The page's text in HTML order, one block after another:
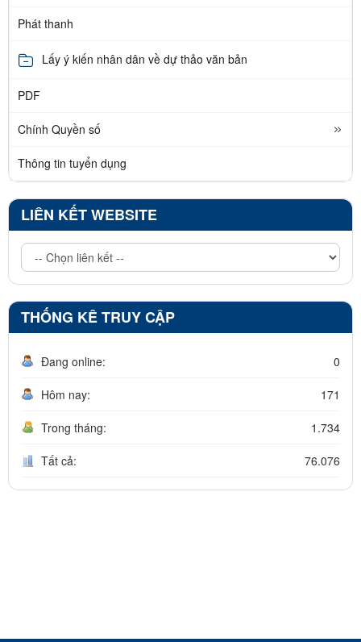
Phát thanh
Lấy ý kiến nhân dân về dự thảo văn bản
PDF
Chính Quyền số
Thông tin tuyển dụng
LIÊN KẾT WEBSITE
THỐNG KÊ TRUY CẬP
Đang online: 0
Hôm nay: 171
Trong tháng: 1.734
Tất cả: 76.076